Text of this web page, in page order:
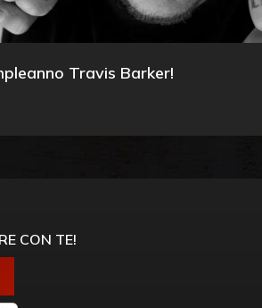
Travis Barker!
CON TE!